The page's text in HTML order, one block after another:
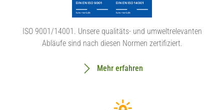
ISO 9001/14001. Unsere qualitäts- und umweltrelevanten
Abläufe sind nach diesen Normen zertifiziert.
Mehr erfahren